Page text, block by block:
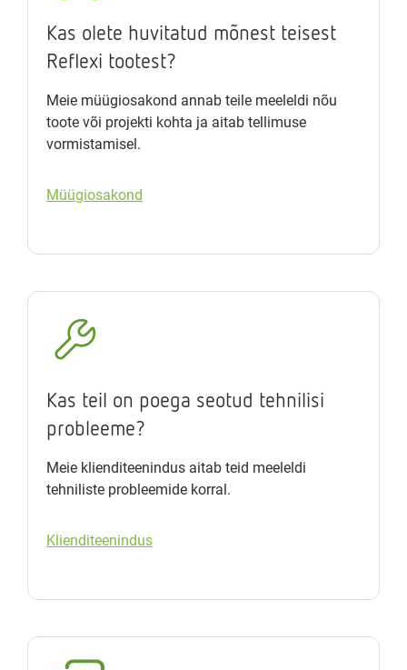
Kas olete huvitatud mõnest teisest
Reflexi tootest?
Meie müügiosakond annab teile meeleldi nõu
toote või projekti kohta ja aitab tellimuse
vormistamisel.
Müügiosakond
Kas teil on poega seotud tehnilisi
probleeme?
Meie klienditeenindus aitab teid meeleldi
tehniliste probleemide korral.
Klienditeenindus